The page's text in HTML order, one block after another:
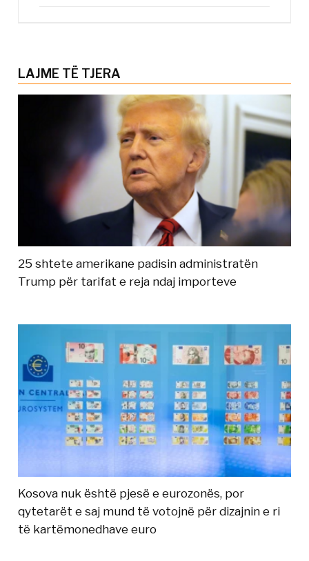
LAJME TË TJERA
25 shtete amerikane padisin administratën
Trump për tarifat e reja ndaj importeve
Kosova nuk është pjesë e eurozonës, por
qytetarët e saj mund të votojnë për dizajnin e ri
të kartëmonedhave euro